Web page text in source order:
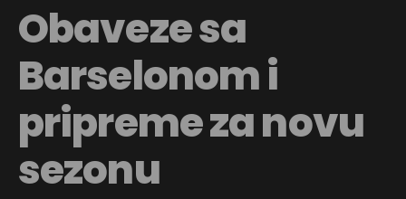
Obaveze sa
Barselonom i
pripreme za novu
sezonu